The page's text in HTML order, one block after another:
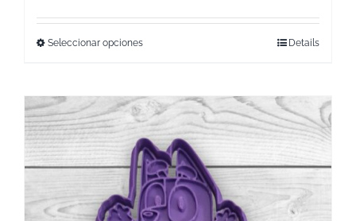
Seleccionar opciones Details